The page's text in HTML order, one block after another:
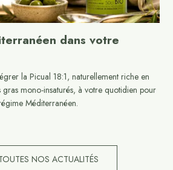
dans votre
la Picual 18:1, naturellement riche en
mono-insaturés, à votre quotidien pour
Méditerranéen.
NOS ACTUALITÉS